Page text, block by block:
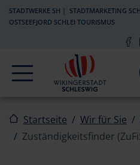
Zur Navigation springen
Zum Inhalt springen
STADTWERKE SH
STADTMARKETING
OSTSEEFJORD SCHLEI TOURISMUS
Navigation
Startseite Wir für Sie
Zuständigkeitsfinder